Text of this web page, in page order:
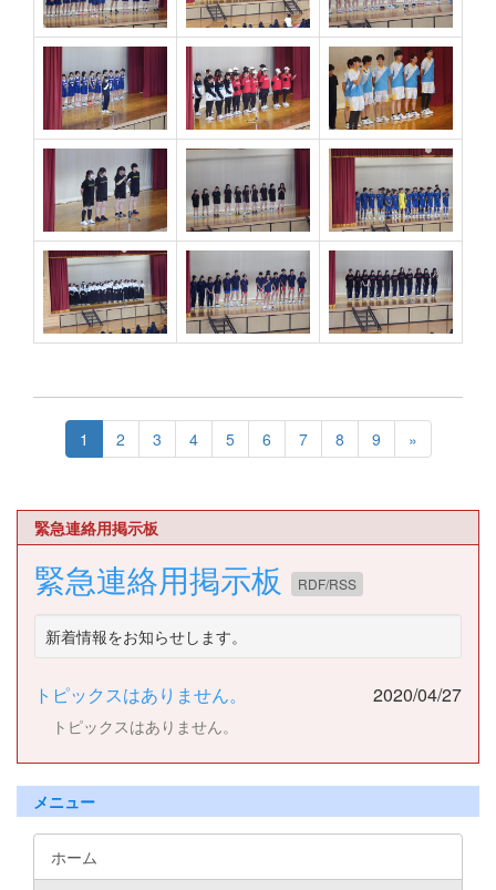
1 2 3 4 5 6 7 8 9 »
緊急連絡用掲示板
緊急連絡用掲示板 RDF/RSS
新着情報をお知らせします。
トピックスはありません。 2020/04/27
トピックスはありません。
メニュー
ホーム